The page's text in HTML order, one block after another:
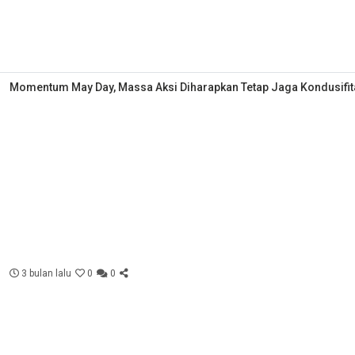
Momentum May Day, Massa Aksi Diharapkan Tetap Jaga
3 bulan lalu 0 0